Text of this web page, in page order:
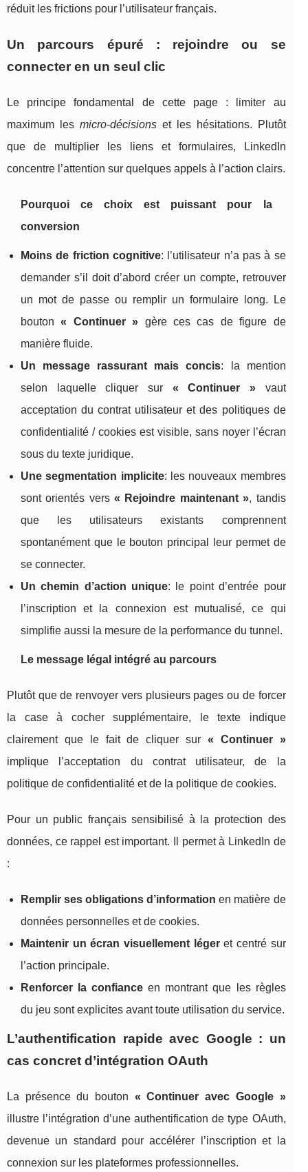
réduit les frictions pour l’utilisateur français.
Un parcours épuré : rejoindre ou se
connecter en un seul clic
Le principe fondamental de cette page : limiter au
maximum les micro-décisionset les hésitations. Plutôt
que de multiplier les liens et formulaires, LinkedIn
concentre l’attention sur quelques appels à l’action clairs.
Pourquoi ce choix est puissant pour la
conversion
Moins de friction cognitive: l’utilisateur n’a pas à se
demander s’il doit d’abord créer un compte, retrouver
un mot de passe ou remplir un formulaire long. Le
bouton« Continuer » gère ces cas de figure de
manière fluide.
Un message rassurant mais concis: la mention
selon laquelle cliquer sur « Continuer »vaut
acceptation du contrat utilisateur et des politiques de
confidentialité / cookies est visible, sans noyer l’écran
sous du texte juridique.
Une segmentation implicite: les nouveaux membres
sont orientés vers« Rejoindre maintenant », tandis
que les utilisateurs existants comprennent
spontanément que le bouton principal leur permet de
se connecter.
Un chemin d’action unique: le point d’entrée pour
l’inscription et la connexion est mutualisé, ce qui
simplifie aussi la mesure de la performance du tunnel.
Le message légal intégré au parcours
Plutôt que de renvoyer vers plusieurs pages ou de forcer
la case à cocher supplémentaire, le texte indique
clairement que le fait de cliquer sur « Continuer »
implique l’acceptation du contrat utilisateur, de la
politique de confidentialité et de la politique de cookies.
Pour un public français sensibilisé à la protection des
données, ce rappel est important. Il permet à LinkedIn de
:
Remplir ses obligations d’information en matière de
données personnelles et de cookies.
Maintenir un écran visuellement légeret centré sur
l’action principale.
Renforcer la confiance en montrant que les règles
du jeu sont explicites avant toute utilisation du service.
L’authentification rapide avec Google : un
cas concret d’intégration OAuth
La présence du bouton « Continuer avec Google »
illustre l’intégration d’une authentification de type OAuth,
devenue un standard pour accélérer l’inscription et la
connexion sur les plateformes professionnelles.